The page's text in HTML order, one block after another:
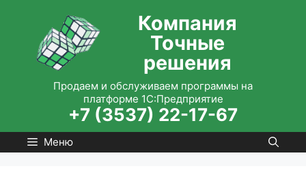
содержимому
Компания
Точные
решения
Продаем и обслуживаем программы на
платформе 1С:Предприятие
+7 (3537) 22-17-67
Меню